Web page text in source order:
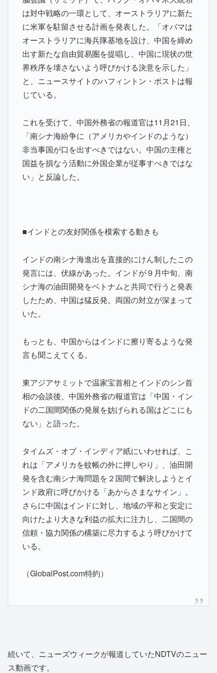
は対中戦略の一環として、オーストラリアに新た
に米軍を駐留させる計画を発表した。「オバマは
オーストラリアに海兵隊基地を設け、中国を締め
出す新たな自由貿易圏を提唱し、中国に現状の世
界秩序を壊さないよう呼びかける決意を示した」
と、ニュースサイトのハフィントン・ポストは報
じている。
これを受けて、中国外務省の報道官は11月21日、
「南シナ海紛争に（アメリカやインドのような）
非当事国が口を出すべきではない。中国の主権と
国益を損なう活動に外国企業が従事すべきではな
い」と反論した。
■インドとの友好関係を模索する動きも
インドの南シナ海進出を直接的にけん制したこの
発言には、伏線があった。インドが９月中旬、南
シナ海の油田開発をベトナムと共同で行うと発表
したため、中国は猛反発。両国の対立が深まって
いた。
もっとも、中国からはインドに擦り寄るような発
言も聞こえてくる。
東アジアサミットで温家宝首相とインドのシン首
相の会談後、中国外務省の報道官は「中国・イン
ドの二国間関係の発展を妨げられる国はどこにも
ない」と語った。
タイムズ・オブ・インディア紙にいわせれば、こ
れは「アメリカを蚊帳の外に押しやり」、油田開
発を含む南シナ海問題を２国間で解決しようとイ
ンド政府に呼びかける「あからさまなサイン」。
さらに中国はインドに対し、地域の平和と安定に
向けたより大きな利益の拡大に注力し、二国間の
信頼・協力関係の構築に尽力するよう呼びかけて
いる。
（GlobalPost.com特約）
続いて、ニューズウィークが報道していたNDTVのニュー
ス動画です。